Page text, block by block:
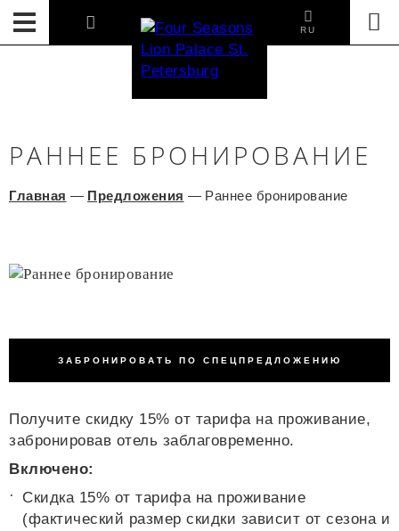
RU
РАННЕЕ БРОНИРОВАНИЕ
Главная — Предложения — Раннее бронирование
ЗАБРОНИРОВАТЬ ПО СПЕЦПРЕДЛОЖЕНИЮ
Получите скидку 15% от тарифа на проживание,
забронировав отель заблаговременно.
Включено:
Скидка 15% от тарифа на проживание
(фактический размер скидки зависит от сезона и